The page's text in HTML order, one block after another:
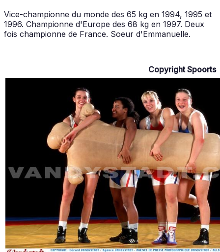
Vice-championne du monde des 65 kg en 1994, 1995 et
1996. Championne d'Europe des 68 kg en 1997. Deux
fois championne de France. Soeur d'Emmanuelle.
Copyright Spoorts